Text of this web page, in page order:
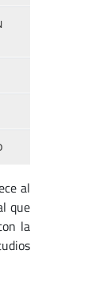
al
que
la